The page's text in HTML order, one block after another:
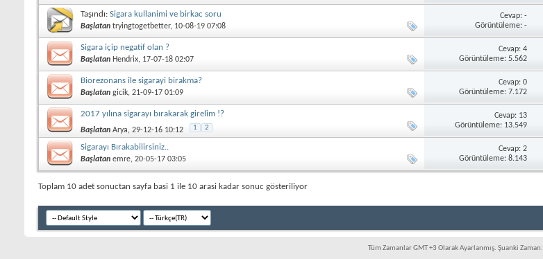
Taşındı: Sigara kullanimi ve birkac soru
Başlatan tryingtogetbetter, 10-08-19 07:08
Cevap: -
Görüntüleme: -
Sigara içip negatif olan ?
Başlatan Hendrix, 17-07-18 02:07
Cevap: 4
Görüntüleme: 5.562
Biorezonans ile sigarayi birakma?
Başlatan gicik, 21-09-17 01:09
Cevap: 0
Görüntüleme: 7.172
2017 yılına sigarayı bırakarak girelim !?
Başlatan Arya, 29-12-16 10:12 1 2
Cevap: 13
Görüntüleme: 13.549
Sigarayı Bırakabilirsiniz..
Başlatan emre, 20-05-17 03:05
Cevap: 2
Görüntüleme: 8.143
Toplam 10 adet sonuctan sayfa basi 1 ile 10 arasi kadar sonuc gösteriliyor
Tüm Zamanlar GMT +3 Olarak Ayarlanmış. Şuanki Zaman: